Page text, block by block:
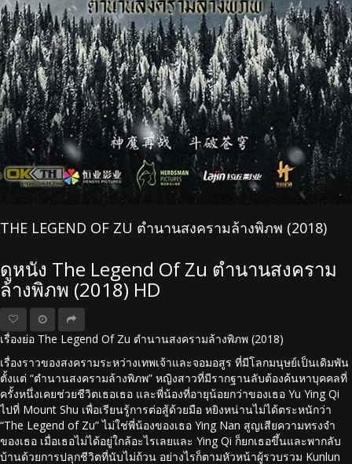
THE LEGEND OF ZU ตำนานสงครามล้างพิภพ (2018)
ดูหนัง The Legend Of Zu ตำนานสงคราม
ล้างพิภพ (2018) HD
เรื่องย่อ The Legend Of Zu ตำนานสงครามล้างพิภพ (2018)
เรื่องราวของสงครามระหว่างเทพเจ้าและจอมอสูร ที่มีโลกมนุษย์เป็นเดิมพัน
ตั้งแต่ “ตำนานสงครามล้างพิภพ” หญิงสาวที่มีรากฐานลับต้องค้นหาบุคคลที่
ครั้งหนึ่งเคยช่วยชีวิตเธอเธอ และพี่น้องที่อายุน้อยกว่าของเธอ Yu Ying Qi
ไปที่ Mount Shu เพื่อเรียนรู้การต่อสู้ด้วยมือ หยิงหน่านไม่ได้ตระหนักว่า
“The Legend of Zu” ไม่ใช่พี่น้องของเธอ Ying Nan สูญเสียความทรงจำ
ของเธอ เมื่อเธอไม่ได้อยู่ใกล้อะไรเลยและ Ying Qi ก็ยกเธอขึ้นและพากลับ
บ้านด้วยการปลุกชีวิตที่นับไม่ถ้วน อย่างไรก็ตามหัวหน้าผู้รวบรวม Kunlun